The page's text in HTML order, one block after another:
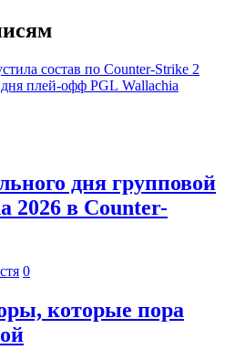
состав по Counter-Strike 2
дня плей-офф PGL Wallachia
дня групповой
2026 в Counter-
0
которые пора